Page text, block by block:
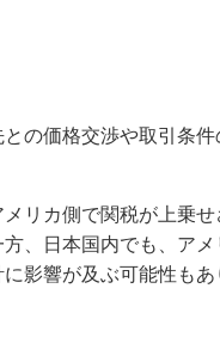
の価格交渉や取引条
リカ側で関税が上乗
、日本国内でも、ア
影響が及ぶ可能性もあ